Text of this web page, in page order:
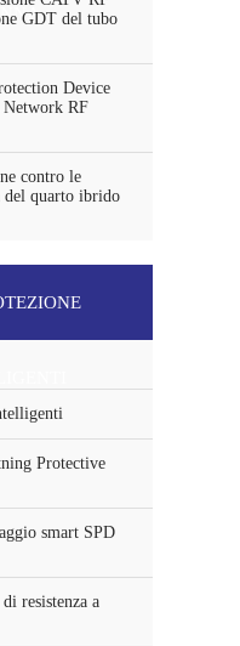
GDT del tubo
Device
RF
contro le
del quarto ibrido
Protective
smart SPD
resistenza a